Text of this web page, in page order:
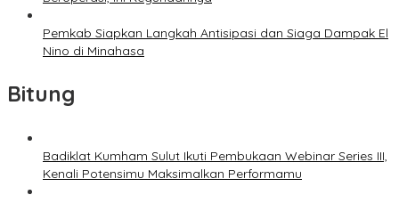
Pemkab Siapkan Langkah Antisipasi dan Siaga Dampak El
Nino di Minahasa
Bitung
Badiklat Kumham Sulut Ikuti Pembukaan Webinar Series III,
Kenali Potensimu Maksimalkan Performamu